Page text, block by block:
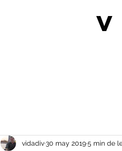
vidadiv30 may 20195 min de